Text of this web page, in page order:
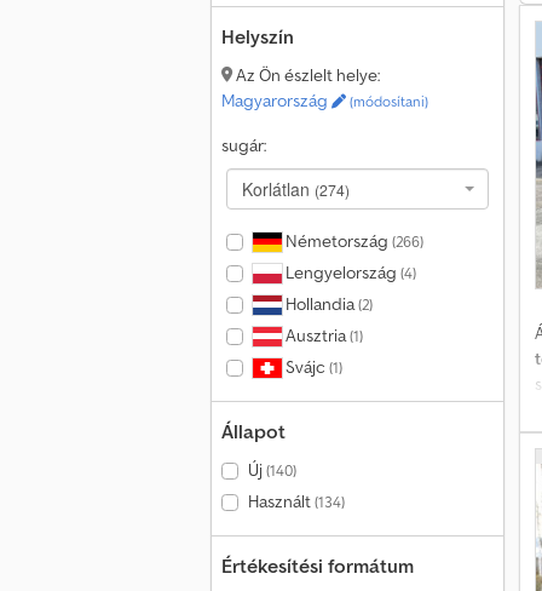
Helyszín
Az Ön észlelt helye:
Magyarország
(módosítani)
sugár:
Korlátlan (274)
Németország (266)
Lengyelország (4)
Hollandia(2)
Ausztria(1)
Svájc (1)
Állapot
Új(140)
Használt(134)
Értékesítési formátum